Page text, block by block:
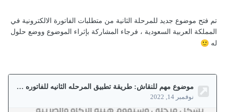
تم فتح موضوع جديد للمرحلة الثانية من متطلبات الفاتورة الالكترونية في
المملكة العربية السعودية ، فرجاء المشاركة بإثراء الموضوع ووضع حلول
له 🙂